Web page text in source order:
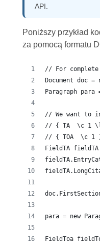
API.
Poniższy przykład
za pomocą formatu
// For complete
Document doc =
Paragraph para
// We want to
// { TA  \c 1
// { TOA  \c 1
FieldTA
para = new
FieldToa